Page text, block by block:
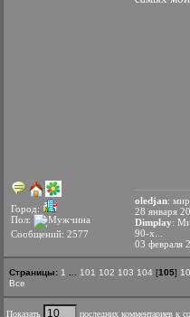
Город:
Пол:
Сообщений: 2577
oledjan:
28 января
Dimplay:
90-х...
03 февраля
Страницы: 1 101 102 103 104 [105]
Все
Показать последних комментариев к